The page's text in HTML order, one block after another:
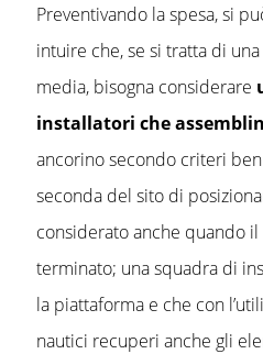
Preventivando la spesa, si
intuire che, se si tratta di
media, bisogna considerare
installatori che
ancorino secondo criteri
seconda del sito di
considerato anche quando
terminato; una squadra di
la piattaforma e che con
nautici recuperi anche gli